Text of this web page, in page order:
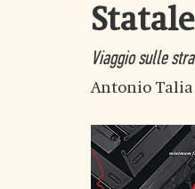
Viaggio sulle
Antonio Talia